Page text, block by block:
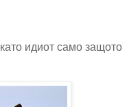
идиот само защото